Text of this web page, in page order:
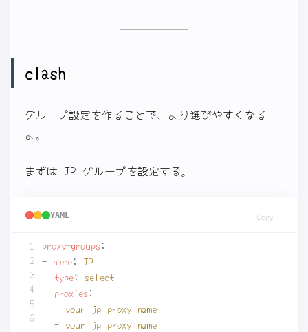
clash
グループ設定を作ることで、より選びやすくなる
よ。
まずは JP グループを設定する。
YAML Copy
2
3
4
5
proxy-groups:
- name: JP
type: select
proxies:
- your jp proxy name
- your jp proxy name